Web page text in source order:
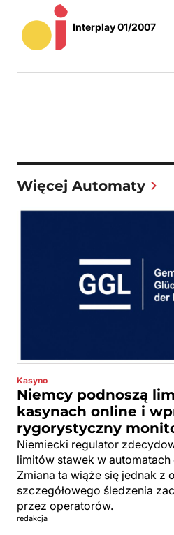
Interplay 01/2007
Więcej Automaty
Kasyno
Niemcy podnoszą
kasynach online i
rygorystyczny
Niemiecki regulator
limitów stawek w
Zmiana ta wiąże się jednak z
szczegółowego śledzenia
przez operatorów.
redakcja